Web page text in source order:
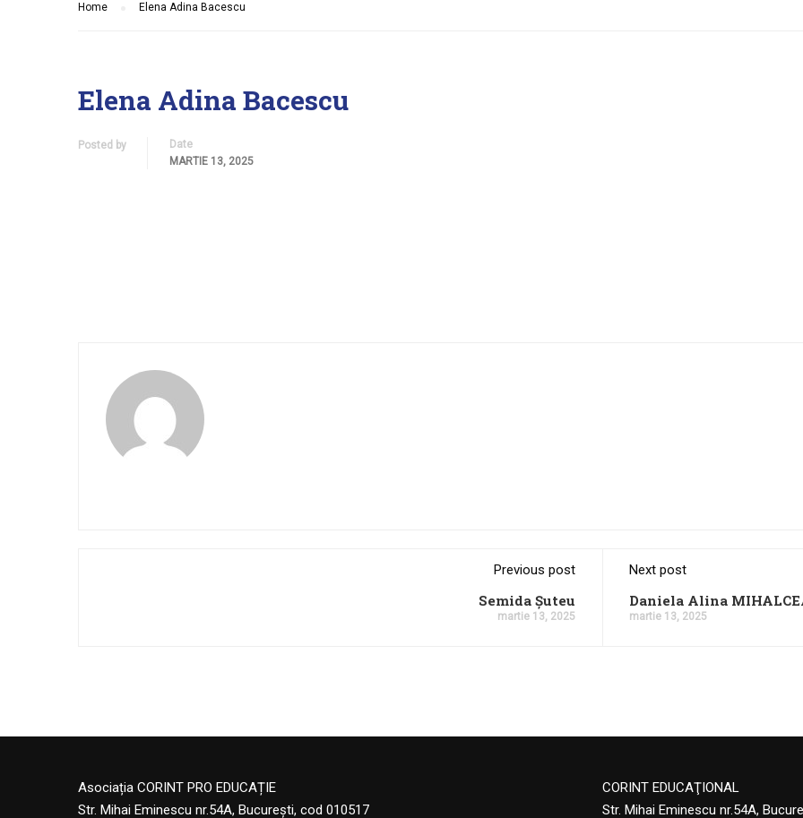
Home Elena Adina Bacescu
Elena Adina Bacescu
Posted by
Date
MARTIE 13, 2025
Previous post
Semida Șuteu
martie 13, 2025
Next post
Daniela Alina
martie 13, 2025
Asociația CORINT PRO EDUCAȚIE
Str. Mihai Eminescu nr.54A, București, cod 010517
CORINT EDUCAŢIONAL
Str. Mihai Eminescu nr.54A,